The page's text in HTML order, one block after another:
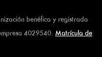
benéfica y registrada
4029540. Matrícula de